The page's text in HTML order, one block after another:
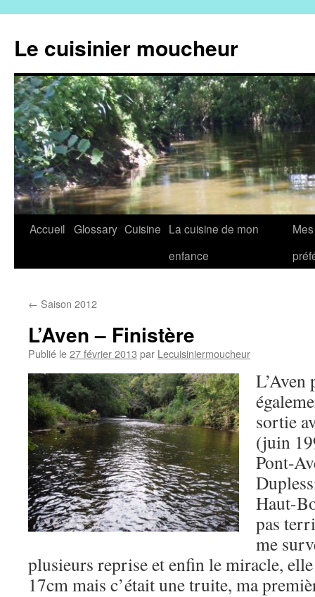
contenu
Le cuisinier moucheur
Accueil Glossary Cuisine La cuisine de mon
enfance
← Saison 2012
L’Aven – Finistère
Publié le27 février 2013 par Lecuisiniermoucheur
sortie
(juin
Pont-
Haut-
pas
me
plusieurs reprise et enfin le miracle,
17cm mais c’était une truite, ma